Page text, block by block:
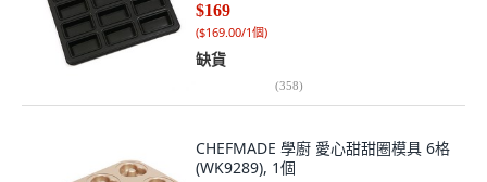
$169
($169.00/1個)
缺貨
(358)
CHEFMADE 學廚 愛心甜甜圈模具 6格
(WK9289), 1個